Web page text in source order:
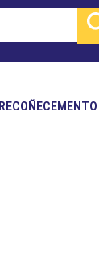
RECOÑECEMENTO